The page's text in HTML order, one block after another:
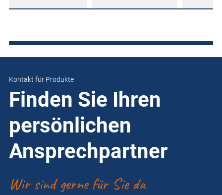
Kontakt für Produkte
Finden Sie Ihren
persönlichen
Ansprechpartner
Wir sind gerne für Sie da